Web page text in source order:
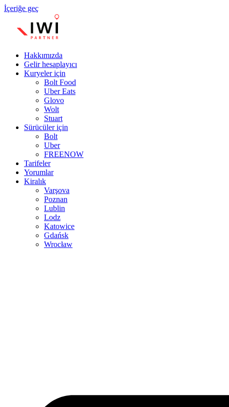
İçeriğe geç
Hakkımızda
Gelir hesaplayıcı
Kuryeler için
Bolt Food
Uber Eats
Glovo
Wolt
Stuart
Sürücüler için
Bolt
Uber
FREENOW
Tarifeler
Yorumlar
Kiralık
Varşova
Poznan
Lublin
Lodz
Katowice
Gdańsk
Wrocław